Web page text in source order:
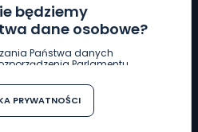
będziemy
dane osobowe?
Państwa danych
Parlamentu
w związku z
w sprawie
danych oraz uchylenia
PRYWATNOŚCI